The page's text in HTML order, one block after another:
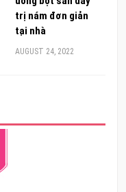
trị nám đơn giản
tại nhà
AUGUST 24, 2022